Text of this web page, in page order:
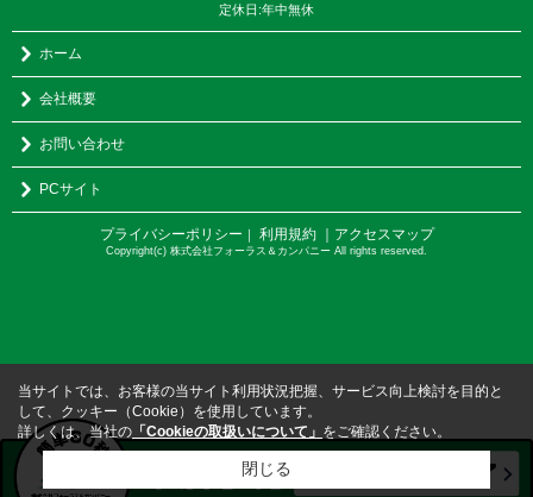
定休日:年中無休
ホーム
会社概要
お問い合わせ
PCサイト
プライバシーポリシー ｜ 利用規約 ｜アクセスマップ
Copyright(c) 株式会社フォーラス＆カンパニー All rights reserved.
当サイトでは、お客様の当サイト利用状況把握、サービス向上検討を目的と
して、クッキー（Cookie）を使用しています。
詳しくは、当社の 「Cookieの取扱いについて」 をご確認ください。
閉じる